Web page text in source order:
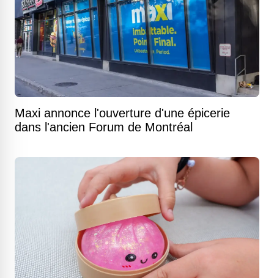
Maxi annonce l'ouverture d'une épicerie
dans l'ancien Forum de Montréal